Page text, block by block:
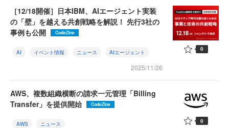
［12/18開催］日本IBM、AIエージェント実装
の「壁」を越える共創戦略を解説！ 先行3社の
事例も公開
CodeZine
AI イベント情報 ニュース AIエージェント
2025/11/26
0
AWS、複数組織横断の請求一元管理「Billing
Transfer」を提供開始
CodeZine
AWS ニュース 0